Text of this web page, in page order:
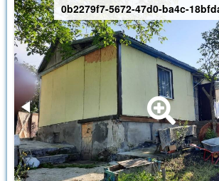
0b2279f7-5672-47d0-ba4c-